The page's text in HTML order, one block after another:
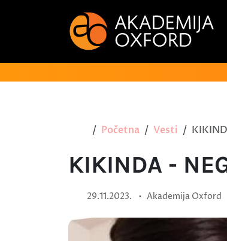
Početna Vesti
KIKINDA -
29.11.2023. • Akademija Oxford